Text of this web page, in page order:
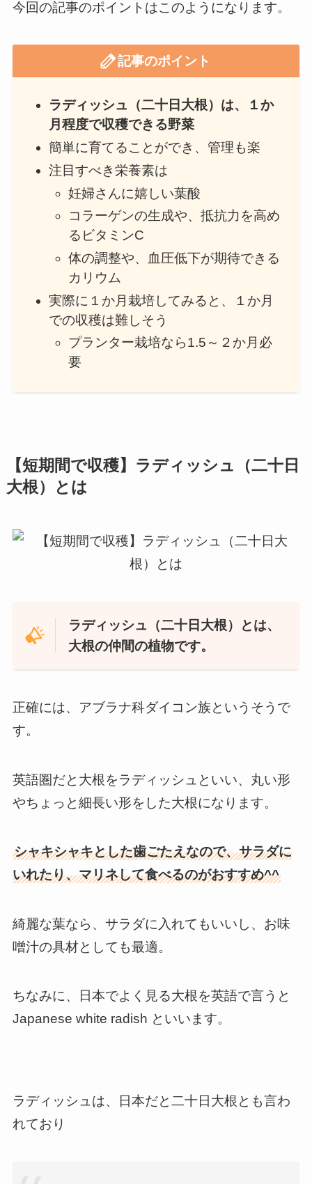
今回の記事のポイントはこのようになります。
記事のポイント
ラディッシュ（二十日大根）は、１か
月程度で収穫できる野菜
簡単に育てることができ、管理も楽
注目すべき栄養素は
妊婦さんに嬉しい葉酸
コラーゲンの生成や、抵抗力を高め
るビタミンC
体の調整や、血圧低下が期待できる
カリウム
実際に１か月栽培してみると、１か月
での収穫は難しそう
プランター栽培なら1.5～２か月必
要
【短期間で収穫】ラディッシュ（二十日
大根）とは
ラディッシュ（二十日大根）とは、
大根の仲間の植物です。
正確には、アブラナ科ダイコン族というそうで
す。
英語圏だと大根をラディッシュといい、丸い形
やちょっと細長い形をした大根になります。
シャキシャキとした歯ごたえなので、サラダに
いれたり、マリネして食べるのがおすすめ^^
綺麗な葉なら、サラダに入れてもいいし、お味
噌汁の具材としても最適。
ちなみに、日本でよく見る大根を英語で言うと
Japanese white radish といいます。
ラディッシュは、日本だと二十日大根とも言わ
れており